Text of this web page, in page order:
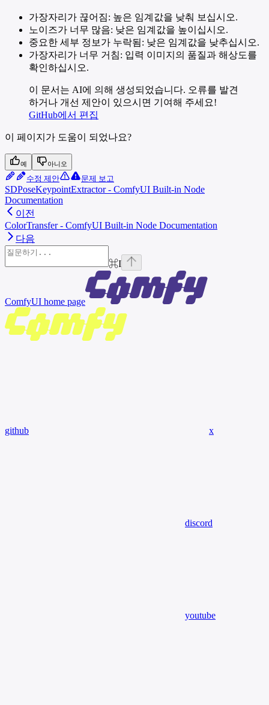
가장자리가 끊어짐: 높은 임계값을 낮춰 보십시오.
노이즈가 너무 많음: 낮은 임계값을 높이십시오.
중요한 세부 정보가 누락됨: 낮은 임계값을 낮추십시오.
가장자리가 너무 거침: 입력 이미지의 품질과 해상도를
확인하십시오.
이 문서는 AI에 의해 생성되었습니다. 오류를 발견
하거나 개선 제안이 있으시면 기여해 주세요!
GitHub에서 편집
이 페이지가 도움이 되었나요?
예 아니오
수정 제안 문제 보고
SDPoseKeypointExtractor - ComfyUI Built-in Node
Documentation
이전
ColorTransfer - ComfyUI Built-in Node Documentation
다음
⌘I
ComfyUI home page
github x
discord
youtube